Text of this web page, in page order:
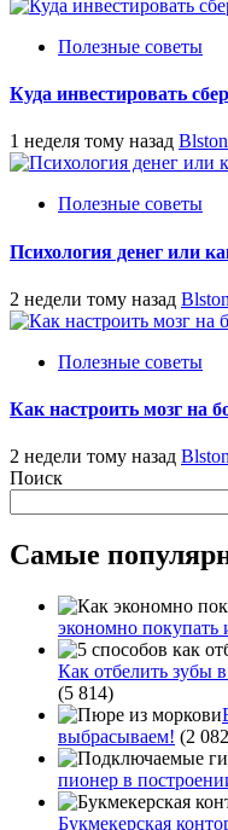
Полезные советы
Куда инвестировать
1 неделя тому назад
Полезные советы
Психология денег или
2 недели тому назад
Полезные советы
Как настроить мозг на
2 недели тому назад
Поиск
Самые
экономно покупать
Как отбелить зубы
(5 814)
выбрасываем! (2
пионер в
Букмекерская